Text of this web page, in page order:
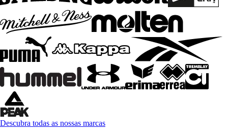
Descubra todas as nossas marcas